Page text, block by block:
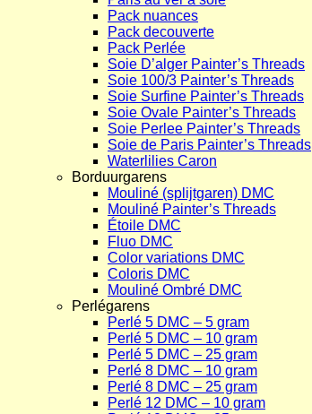
Pack nuances
Pack decouverte
Pack Perlée
Soie D’alger Painter’s Threads
Soie 100/3 Painter’s Threads
Soie Surfine Painter’s Threads
Soie Ovale Painter’s Threads
Soie Perlee Painter’s Threads
Soie de Paris Painter’s Threads
Waterlilies Caron
Borduurgarens
Mouliné (splijtgaren) DMC
Mouliné Painter’s Threads
Étoile DMC
Fluo DMC
Color variations DMC
Coloris DMC
Mouliné Ombré DMC
Perlégarens
Perlé 5 DMC – 5 gram
Perlé 5 DMC – 10 gram
Perlé 5 DMC – 25 gram
Perlé 8 DMC – 10 gram
Perlé 8 DMC – 25 gram
Perlé 12 DMC – 10 gram